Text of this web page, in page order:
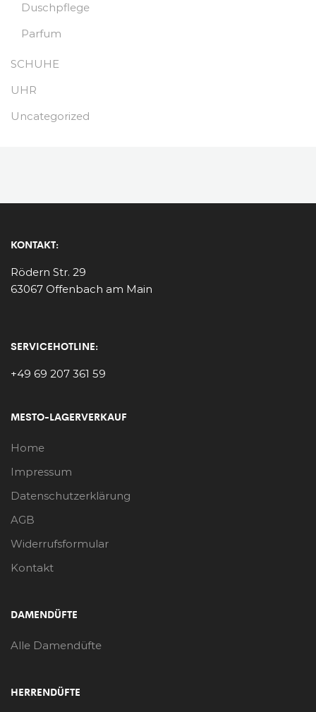
Duschpflege
Parfum
SCHUHE
UHR
Uncategorized
KONTAKT:
Rödern Str. 29
63067 Offenbach am Main
SERVICEHOTLINE:
+49 69 207 361 59
MESTO-LAGERVERKAUF
Home
Impressum
Datenschutzerklärung
AGB
Widerrufsformular
Kontakt
DAMENDÜFTE
Alle Damendüfte
HERRENDÜFTE